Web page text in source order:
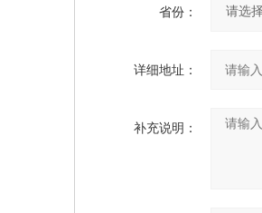
省份：
详细地址：
补充说明：